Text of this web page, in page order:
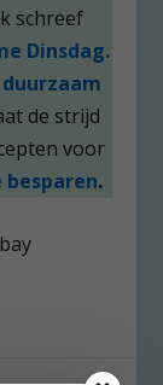
schreef
Dinsdag.
de strijd
voor
.